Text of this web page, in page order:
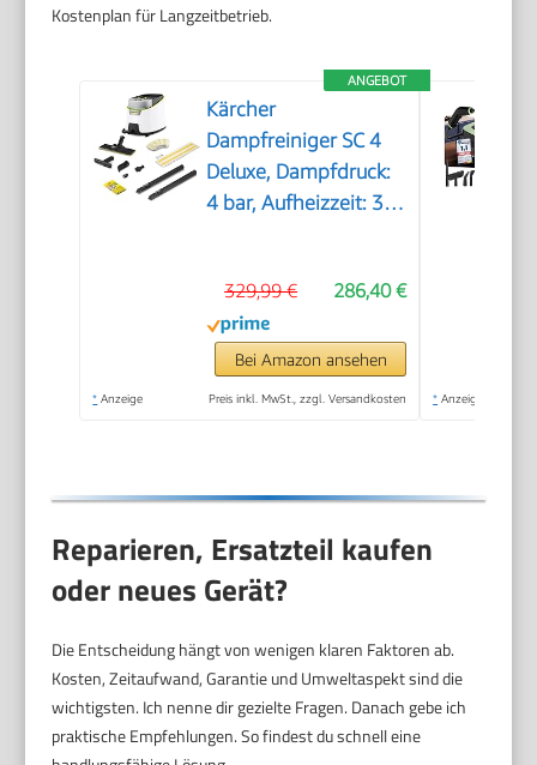
Kostenplan für Langzeitbetrieb.
ANGEBOT
Kärcher
Dampfreiniger SC 4
Deluxe, Dampfdruck:
4 bar, Aufheizzeit: 3
inkl.
Bodenreinigungsset
EasyFix, Düsen,
Mikrofaser-Überzug
286,40 €
329,99 €
Bei Amazon ansehen
* Anzeige Preis inkl. MwSt., zzgl. Versandkosten * Anzeige
Reparieren, Ersatzteil kaufen
oder neues Gerät?
Die Entscheidung hängt von wenigen klaren Faktoren ab.
Kosten, Zeitaufwand, Garantie und Umweltaspekt sind die
wichtigsten. Ich nenne dir gezielte Fragen. Danach gebe ich
praktische Empfehlungen. So findest du schnell eine